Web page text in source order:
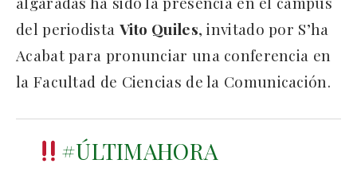
del periodista Vito Quiles, invitado por S’ha
Acabat para pronunciar una conferencia en
la Facultad de Ciencias de la Comunicación.
#ÚLTIMAHORA